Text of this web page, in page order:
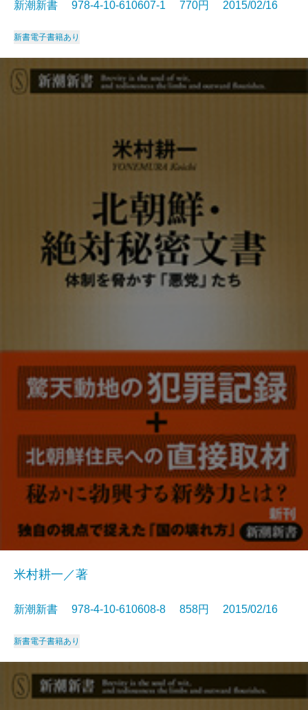
新潮新書 978-4-10-610607-1 770円 2015/02/16
新書電子書籍あり
米村耕一／著
新潮新書 978-4-10-610608-8 858円 2015/02/16
新書電子書籍あり